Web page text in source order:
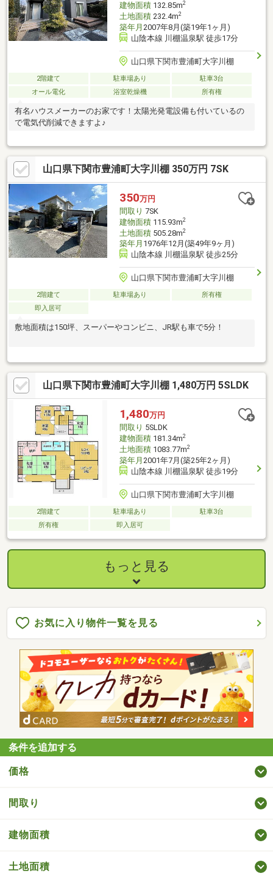
建物面積132.85m2
土地面積232.4m2
築年月 2007年8月(築19年1ヶ月)
山陰本線 川棚温泉駅 徒歩17分
山口県下関市豊浦町大字川棚
2階建て 駐車場あり
駐車3台
オール電化
浴室乾燥機 所有権
有名ハウスメーカーのお家です！太陽光発電設備も付いているの
で電気代削減できますよ♪
山口県下関市豊浦町大字川棚 350万円 7SK
350万円
間取り 7SK
建物面積115.93m2
土地面積505.28m2
築年月 1976年12月(築49年9ヶ月)
山陰本線 川棚温泉駅 徒歩25分
山口県下関市豊浦町大字川棚
2階建て 駐車場あり
所有権
即入居可
敷地面積は150坪、スーパーやコンビニ、JR駅も車で5分！
山口県下関市豊浦町大字川棚 1,480万円 5SLDK
1,480万円
間取り 5SLDK
建物面積181.34m2
土地面積1083.77m2
築年月 2001年7月(築25年2ヶ月)
山陰本線 川棚温泉駅 徒歩19分
山口県下関市豊浦町大字川棚
2階建て 駐車場あり
駐車3台
所有権
即入居可
もっと見る
お気に入り物件一覧を見る
条件を追加する
価格
間取り
建物面積
土地面積